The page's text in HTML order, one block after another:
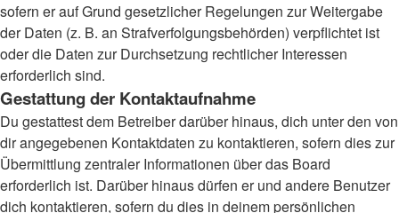
sofern er auf Grund gesetzlicher Regelungen zur Weitergabe
der Daten (z. B. an Strafverfolgungsbehörden) verpflichtet ist
oder die Daten zur Durchsetzung rechtlicher Interessen
erforderlich sind.
Gestattung der Kontaktaufnahme
Du gestattest dem Betreiber darüber hinaus, dich unter den von
dir angegebenen Kontaktdaten zu kontaktieren, sofern dies zur
Übermittlung zentraler Informationen über das Board
erforderlich ist. Darüber hinaus dürfen er und andere Benutzer
dich kontaktieren, sofern du dies in deinem persönlichen